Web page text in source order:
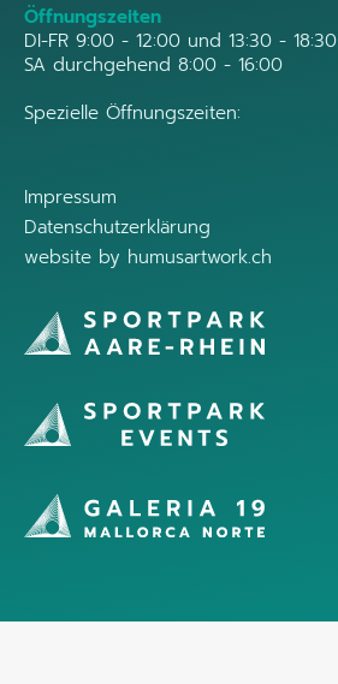
Öffnungszeiten
DI-FR 9:00 - 12:00 und 13:30 - 18:30
SA durchgehend 8:00 - 16:00
Spezielle Öffnungszeiten:
Impressum
Datenschutzerklärung
website by humusartwork.ch